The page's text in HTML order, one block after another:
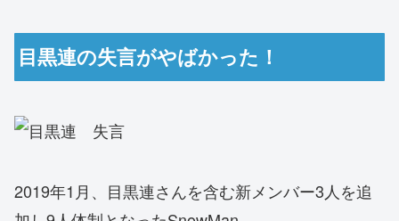
目黒連の失言がやばかった！
2019年1月、目黒連さんを含む新メンバー3人を追